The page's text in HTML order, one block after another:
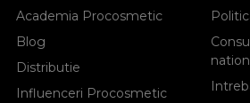
Academia Procosmetic
Blog
Distributie
Influenceri Procosmetic